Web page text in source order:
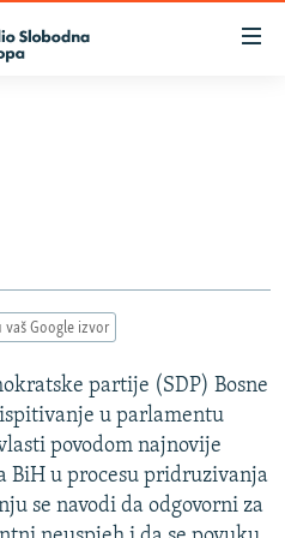
vaš Google izvor
partije (SDP) Bosne
u parlamentu
povodom najnovije
BiH u procesu pridruzivanja
se navodi da odgovorni za